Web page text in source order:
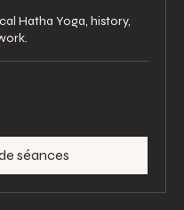
Hatha Yoga, history,
séances